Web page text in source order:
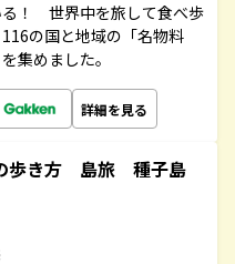
る！ 世界中を旅して食べ歩
の国と地域の「名物料
集めました。
詳細を見る
歩き方 島旅 種子島